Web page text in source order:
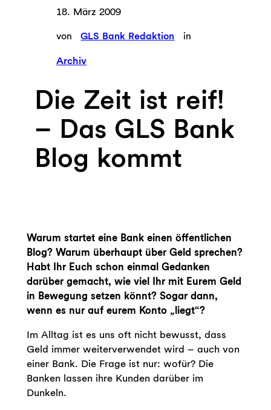
18. März 2009
von GLS Bank Redaktion in
Archiv
Die Zeit ist reif!
– Das GLS Bank
Blog kommt
Warum startet eine Bank einen öffentlichen
Blog? Warum überhaupt über Geld sprechen?
Habt Ihr Euch schon einmal Gedanken
darüber gemacht, wie viel Ihr mit Eurem Geld
in Bewegung setzen könnt? Sogar dann,
wenn es nur auf eurem Konto „liegt“?
Im Alltag ist es uns oft nicht bewusst, dass
Geld immer weiterverwendet wird – auch von
einer Bank. Die Frage ist nur: wofür? Die
Banken lassen ihre Kunden darüber im
Dunkeln.